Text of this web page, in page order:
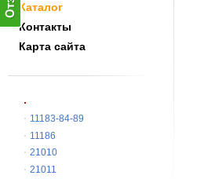
Каталог
Контакты
Карта сайта
11183-84-89
11186
21010
21011